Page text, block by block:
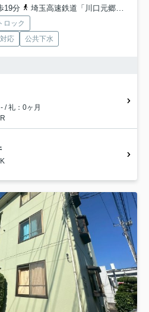
19分
埼玉高速鉄道「川口元郷」駅 徒歩18分
ロック
応
公共下水
/ 礼：0ヶ月